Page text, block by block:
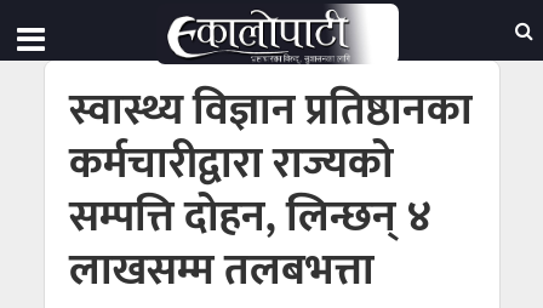
स्वास्थ्य विज्ञान प्रतिष्ठानका
कर्मचारीद्वारा राज्यको
सम्पत्ति दोहन, लिन्छन् ४
लाखसम्म तलबभत्ता